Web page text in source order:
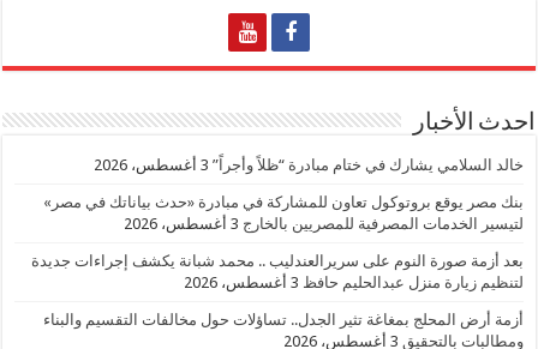
احدث الأخبار
خالد السلامي يشارك في ختام مبادرة “ظلاً وأجراً” 3 أغسطس، 2026
بنك مصر يوقع بروتوكول تعاون للمشاركة في مبادرة «حدث بياناتك في مصر»
لتيسير الخدمات المصرفية للمصريين بالخارج 3 أغسطس، 2026
بعد أزمة صورة النوم على سريرالعندليب .. محمد شبانة يكشف إجراءات جديدة
لتنظيم زيارة منزل عبدالحليم حافظ 3 أغسطس، 2026
أزمة أرض المحلج بمغاغة تثير الجدل.. تساؤلات حول مخالفات التقسيم والبناء
ومطالبات بالتحقيق 3 أغسطس، 2026